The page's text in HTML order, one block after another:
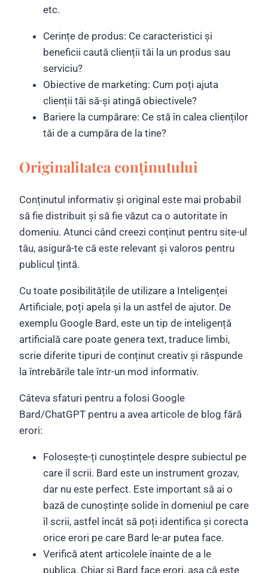
etc.
Cerințe de produs: Ce caracteristici și
beneficii caută clienții tăi la un produs sau
serviciu?
Obiective de marketing: Cum poți ajuta
clienții tăi să-și atingă obiectivele?
Bariere la cumpărare: Ce stă în calea clienților
tăi de a cumpăra de la tine?
Originalitatea conținutului
Conținutul informativ și original este mai probabil
să fie distribuit și să fie văzut ca o autoritate în
domeniu. Atunci când creezi conținut pentru site-ul
tău, asigură-te că este relevant și valoros pentru
publicul țintă.
Cu toate posibilitățile de utilizare a Inteligenței
Artificiale, poți apela și la un astfel de ajutor. De
exemplu Google Bard, este un tip de inteligență
artificială care poate genera text, traduce limbi,
scrie diferite tipuri de conținut creativ și răspunde
la întrebările tale într-un mod informativ.
Câteva sfaturi pentru a folosi Google
Bard/ChatGPT pentru a avea articole de blog fără
erori:
Folosește-ți cunoștințele despre subiectul pe
care îl scrii. Bard este un instrument grozav,
dar nu este perfect. Este important să ai o
bază de cunoștințe solide în domeniul pe care
îl scrii, astfel încât să poți identifica și corecta
orice erori pe care Bard le-ar putea face.
Verifică atent articolele înainte de a le
publica. Chiar și Bard face erori, așa că este